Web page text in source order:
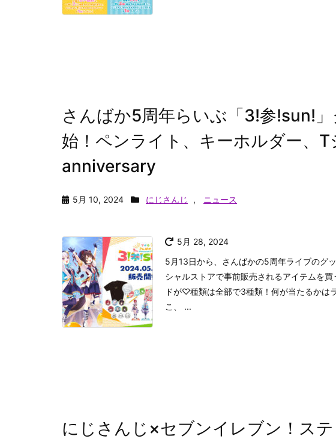
さんばか5周年らいぶ「3!参!sun!
始！ペンライト、キーホルダー、
anniversary
5月 10, 2024 にじさんじ , ニュース
5月 28, 2024
5月13日から、さんばかの5周年ライブのグ
シャルストアで事前販売されるアイテムを
ドが♡種類は全部で3種類！何が当たるかは
こ、 ...
にじさんじ×セブンイレブン！ス